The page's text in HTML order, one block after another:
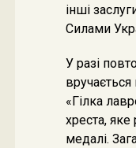
інші
Силами
У разі
«Гілка
хреста, яке
медалі.